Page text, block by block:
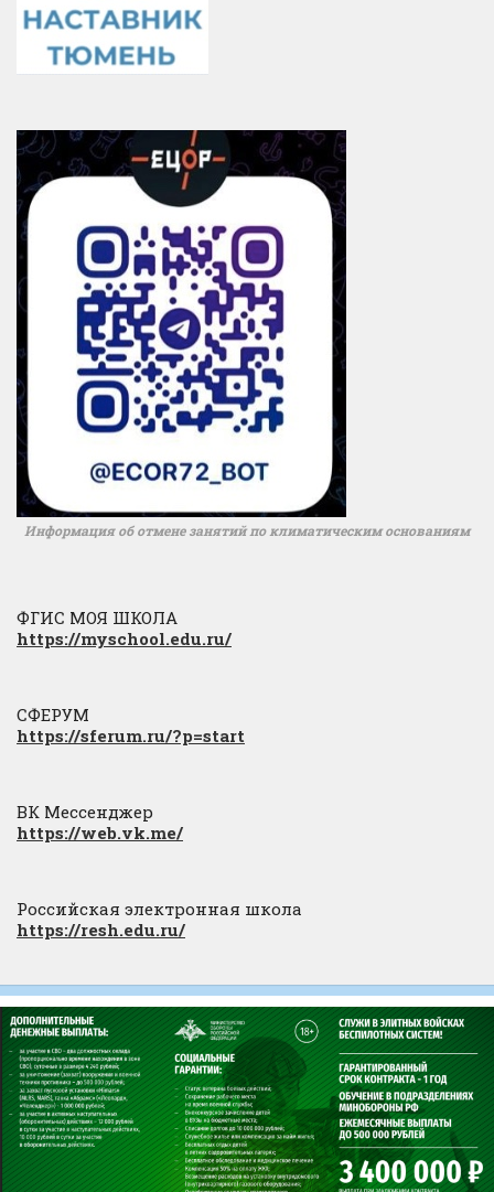
Информация об отмене занятий по климатическим основаниям
ФГИС МОЯ ШКОЛА
https://myschool.edu.ru/
СФЕРУМ
https://sferum.ru/?p=start
ВК Мессенджер
https://web.vk.me/
Российская электронная школа
https://resh.edu.ru/